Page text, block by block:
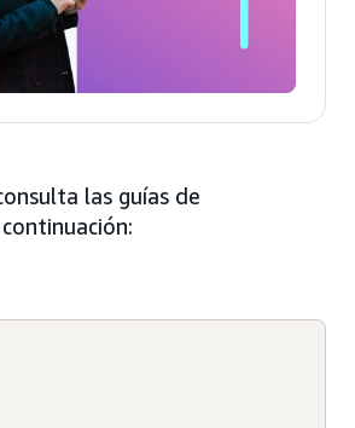
las guías de